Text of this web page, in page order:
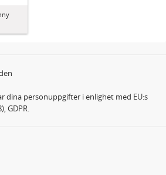
dina personuppgifter i enlighet med EU:s
GDPR.